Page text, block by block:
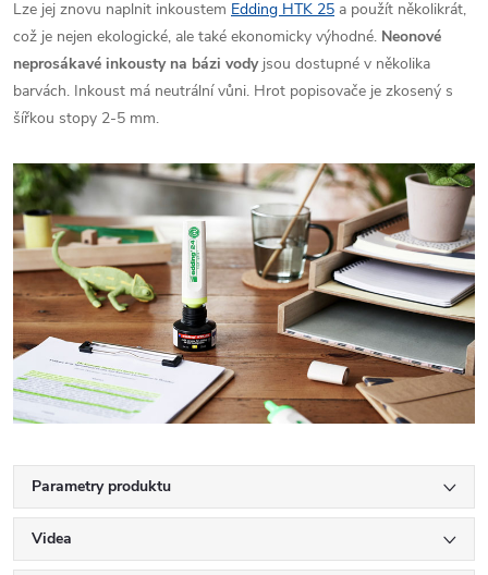
Lze jej znovu naplnit inkoustem Edding HTK 25 a použít několikrát,
což je nejen ekologické, ale také ekonomicky výhodné. Neonové
neprosákavé inkousty na bázi vodyjsou dostupné v několika
barvách. Inkoust má neutrální vůni. Hrot popisovače je zkosený s
šířkou stopy 2-5 mm.
Parametry produktu
Videa